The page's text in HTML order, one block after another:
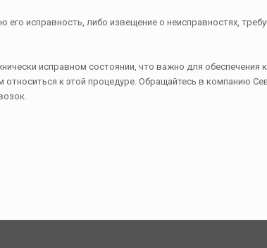
исправность, либо извещение о неисправностях,
исправном состоянии, что важно для обеспечения
к этой процедуре. Обращайтесь в компанию